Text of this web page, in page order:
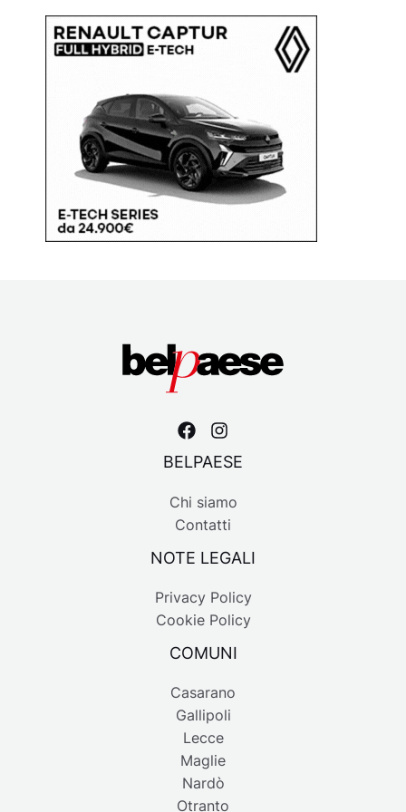
BELPAESE
Chi siamo
Contatti
NOTE LEGALI
Privacy Policy
Cookie Policy
COMUNI
Casarano
Gallipoli
Lecce
Maglie
Nardò
Otranto